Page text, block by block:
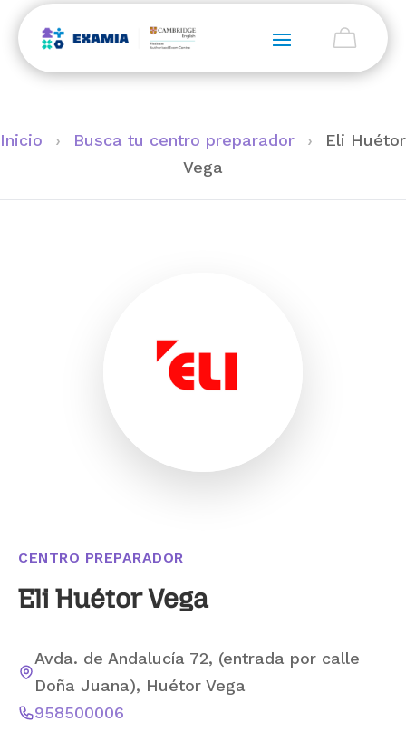
Inicio › Busca tu centro preparador ›
Eli Huétor
Vega
CENTRO PREPARADOR
Eli Huétor Vega
Avda. de Andalucía 72, (entrada por calle
Doña Juana), Huétor Vega
958500006